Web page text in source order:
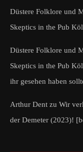
Düstere Folklore und
Skeptics in the Pub
Düstere Folklore und
Skeptics in the Pub
ihr gesehen haben
Arthur Dent zu Wir
der Demeter (2023)!